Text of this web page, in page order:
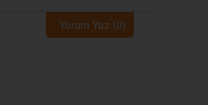
Yorum Yaz (0)